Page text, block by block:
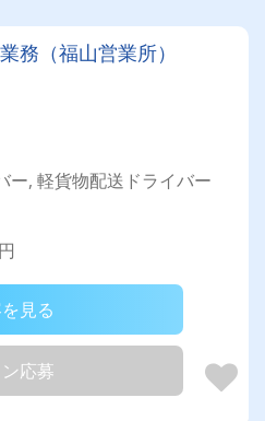
務（福山営業所）
ー, 軽貨物配送ドライバー
見る
応募